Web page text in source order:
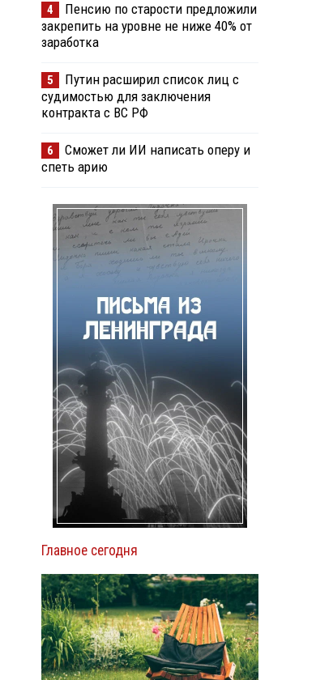
4
Пенсию по старости предложили
закрепить на уровне не ниже 40% от
заработка
5
Путин расширил список лиц с
судимостью для заключения
контракта с ВС РФ
6
Сможет ли ИИ написать оперу и
спеть арию
Главное сегодня